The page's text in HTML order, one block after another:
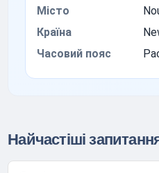
Місто
Країна
Часовий пояс
Найчастіші